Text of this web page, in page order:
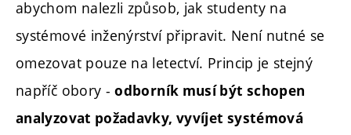
abychom nalezli způsob, jak studenty na
systémové inženýrství připravit. Není nutné se
omezovat pouze na letectví. Princip je stejný
napříč obory -odborník musí být schopen
analyzovat požadavky, vyvíjet systémová